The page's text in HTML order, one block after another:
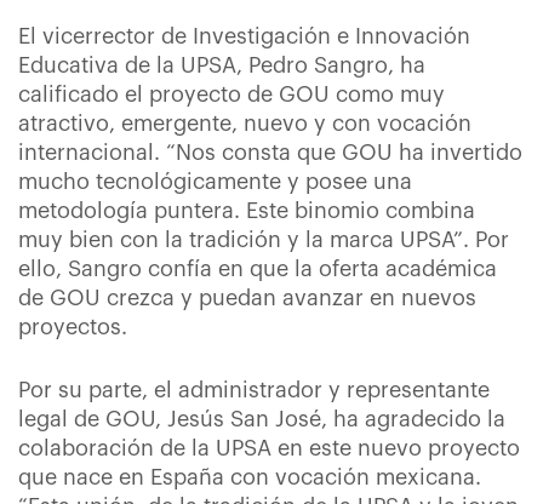
El vicerrector de Investigación e Innovación
Educativa de la UPSA, Pedro Sangro, ha
calificado el proyecto de GOU como muy
atractivo, emergente, nuevo y con vocación
internacional. “Nos consta que GOU ha invertido
mucho tecnológicamente y posee una
metodología puntera. Este binomio combina
muy bien con la tradición y la marca UPSA”. Por
ello, Sangro confía en que la oferta académica
de GOU crezca y puedan avanzar en nuevos
proyectos.
Por su parte, el administrador y representante
legal de GOU, Jesús San José, ha agradecido la
colaboración de la UPSA en este nuevo proyecto
que nace en España con vocación mexicana.